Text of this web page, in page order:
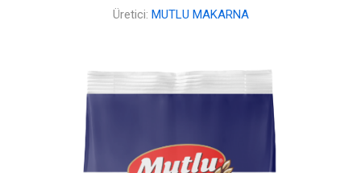
Üretici: MUTLU MAKARNA